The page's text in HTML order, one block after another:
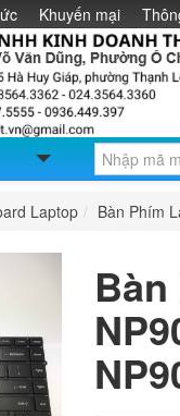
Khuyến mại
Laptop / Bàn Phím